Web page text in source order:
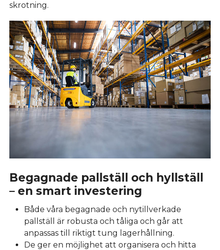
skrotning.
Begagnade pallställ och hyllställ
– en smart investering
Både våra begagnade och nytillverkade
pallställ är robusta och tåliga och går att
anpassas till riktigt tung lagerhållning.
De ger en möjlighet att organisera och hitta